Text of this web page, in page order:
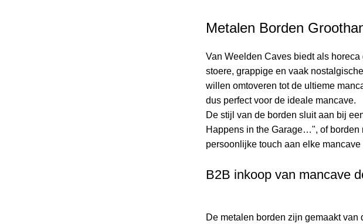
Metalen Borden
Van Weelden Caves biedt als
stoere, grappige en vaak
willen omtoveren tot de ultieme
dus perfect voor de ideale mancave.
De stijl van de borden sluit aan bij
Happens in the Garage…", of borden
persoonlijke touch aan elke mancave
B2B inkoop van mancave
De metalen borden zijn gemaakt